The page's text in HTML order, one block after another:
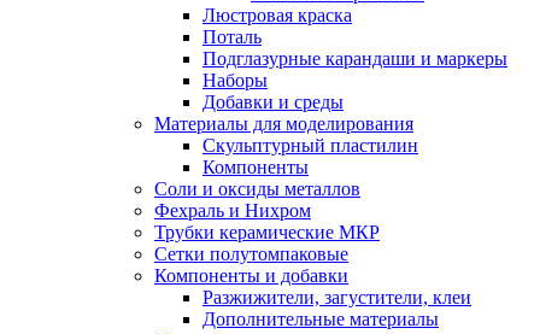
Люстровая краска
Поталь
Подглазурные карандаши и маркеры
Наборы
Добавки и среды
Материалы для моделирования
Скульптурный пластилин
Компоненты
Соли и оксиды металлов
Фехраль и Нихром
Трубки керамические МКР
Сетки полутомпаковые
Компоненты и добавки
Разжижители, загустители, клеи
Дополнительные материалы